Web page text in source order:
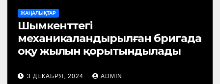
ЖАҢАЛЫҚТАР
Шымкенттегі
механикаландырылған бригада
оқу жылын қорытындылады
3 ДЕКАБРЯ, 2024 ADMIN